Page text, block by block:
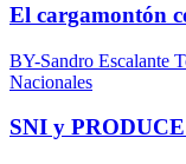
El cargamontón
BY-Sandro Escalante
Nacionales
SNI y